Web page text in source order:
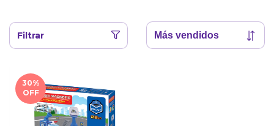
Filtrar
30%
OFF